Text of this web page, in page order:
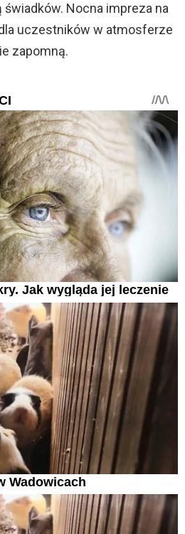
Nocna impreza na
uczestników w atmosferze
zapomną.
Jak wygląda jej leczenie
Wadowicach